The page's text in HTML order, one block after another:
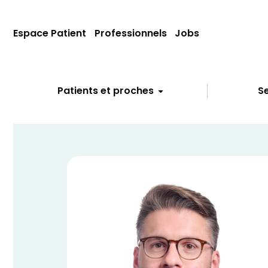
Patients et proches
Espace Patient Professionnels Jobs